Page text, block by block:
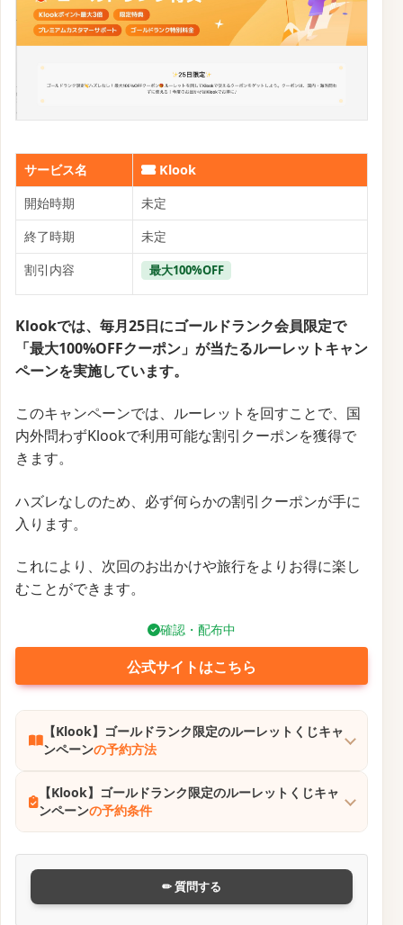
サービス名
Klook
開始時期
未定
終了時期
未定
割引内容
最大100%OFF
Klookでは、毎月25日にゴールドランク会員限定で
「最大100%OFFクーポン」が当たるルーレットキャン
ペーンを実施しています。
このキャンペーンでは、ルーレットを回すことで、国
内外問わずKlookで利用可能な割引クーポンを獲得で
きます。
ハズレなしのため、必ず何らかの割引クーポンが手に
入ります。
これにより、次回のお出かけや旅行をよりお得に楽し
むことができます。
確認・配布中
公式サイトはこちら
【Klook】ゴールドランク限定のルーレットくじキャ
ンペーンの予約方法
【Klook】ゴールドランク限定のルーレットくじキャ
ンペーンの予約条件
✏ 質問する